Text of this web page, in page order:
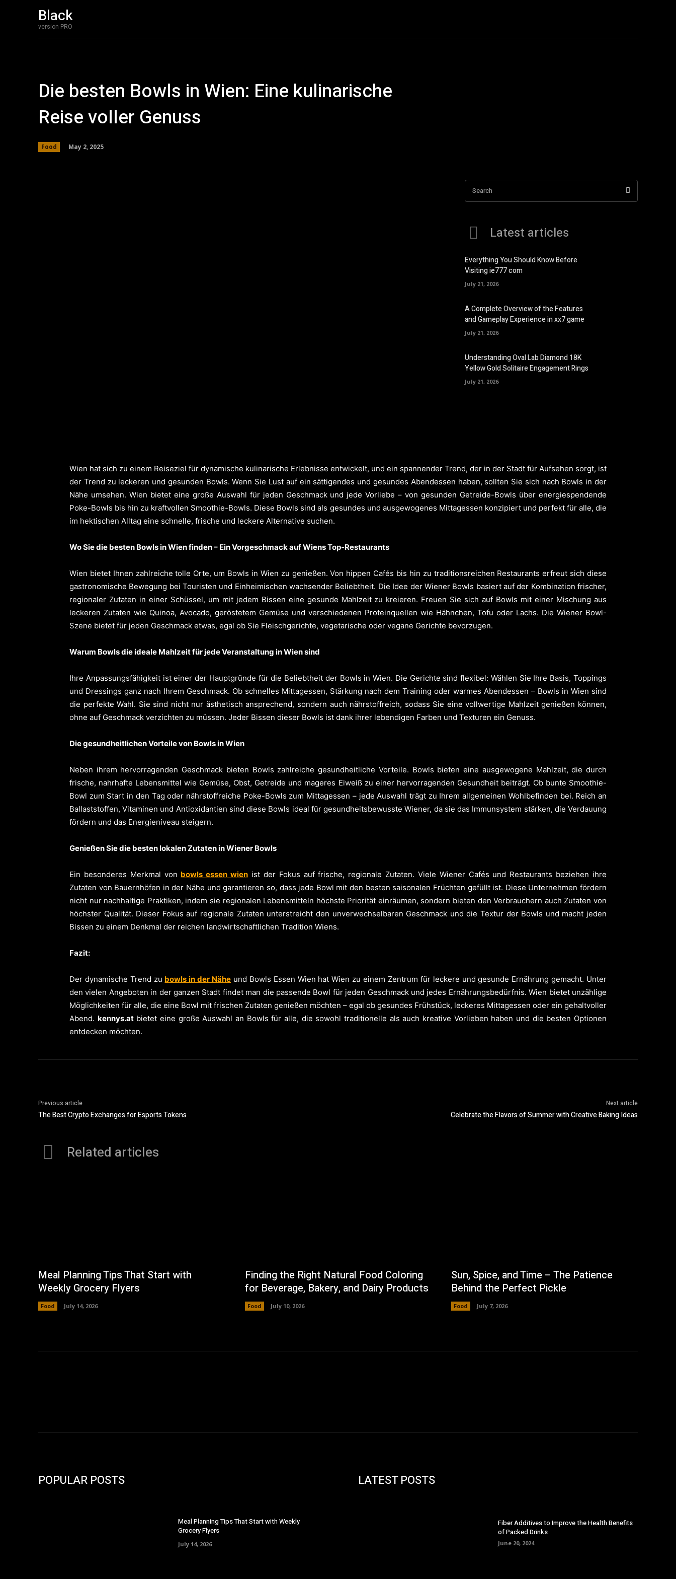
Black
version PRO
Die besten Bowls in Wien: Eine kulinarische
Reise voller Genuss
Food May 2, 2025
Search
Latest articles
Everything You Should Know Before
Visiting ie777 com
July 21, 2026
A Complete Overview of the Features
and Gameplay Experience in xx7 game
July 21, 2026
Understanding Oval Lab Diamond 18K
Yellow Gold Solitaire Engagement Rings
July 21, 2026
Wien hat sich zu einem Reiseziel für dynamische kulinarische Erlebnisse entwickelt, und ein spannender Trend, der in der Stadt für Aufsehen sorgt, ist
der Trend zu leckeren und gesunden Bowls. Wenn Sie Lust auf ein sättigendes und gesundes Abendessen haben, sollten Sie sich nach Bowls in der
Nähe umsehen. Wien bietet eine große Auswahl für jeden Geschmack und jede Vorliebe – von gesunden Getreide-Bowls über energiespendende
Poke-Bowls bis hin zu kraftvollen Smoothie-Bowls. Diese Bowls sind als gesundes und ausgewogenes Mittagessen konzipiert und perfekt für alle, die
im hektischen Alltag eine schnelle, frische und leckere Alternative suchen.
Wo Sie die besten Bowls in Wien finden – Ein Vorgeschmack auf Wiens Top-Restaurants
Wien bietet Ihnen zahlreiche tolle Orte, um Bowls in Wien zu genießen. Von hippen Cafés bis hin zu traditionsreichen Restaurants erfreut sich diese
gastronomische Bewegung bei Touristen und Einheimischen wachsender Beliebtheit. Die Idee der Wiener Bowls basiert auf der Kombination frischer,
regionaler Zutaten in einer Schüssel, um mit jedem Bissen eine gesunde Mahlzeit zu kreieren. Freuen Sie sich auf Bowls mit einer Mischung aus
leckeren Zutaten wie Quinoa, Avocado, geröstetem Gemüse und verschiedenen Proteinquellen wie Hähnchen, Tofu oder Lachs. Die Wiener Bowl-
Szene bietet für jeden Geschmack etwas, egal ob Sie Fleischgerichte, vegetarische oder vegane Gerichte bevorzugen.
Warum Bowls die ideale Mahlzeit für jede Veranstaltung in Wien sind
Ihre Anpassungsfähigkeit ist einer der Hauptgründe für die Beliebtheit der Bowls in Wien. Die Gerichte sind flexibel: Wählen Sie Ihre Basis, Toppings
und Dressings ganz nach Ihrem Geschmack. Ob schnelles Mittagessen, Stärkung nach dem Training oder warmes Abendessen – Bowls in Wien sind
die perfekte Wahl. Sie sind nicht nur ästhetisch ansprechend, sondern auch nährstoffreich, sodass Sie eine vollwertige Mahlzeit genießen können,
ohne auf Geschmack verzichten zu müssen. Jeder Bissen dieser Bowls ist dank ihrer lebendigen Farben und Texturen ein Genuss.
Die gesundheitlichen Vorteile von Bowls in Wien
Neben ihrem hervorragenden Geschmack bieten Bowls zahlreiche gesundheitliche Vorteile. Bowls bieten eine ausgewogene Mahlzeit, die durch
frische, nahrhafte Lebensmittel wie Gemüse, Obst, Getreide und mageres Eiweiß zu einer hervorragenden Gesundheit beiträgt. Ob bunte Smoothie-
Bowl zum Start in den Tag oder nährstoffreiche Poke-Bowls zum Mittagessen – jede Auswahl trägt zu Ihrem allgemeinen Wohlbefinden bei. Reich an
Ballaststoffen, Vitaminen und Antioxidantien sind diese Bowls ideal für gesundheitsbewusste Wiener, da sie das Immunsystem stärken, die Verdauung
fördern und das Energieniveau steigern.
Genießen Sie die besten lokalen Zutaten in Wiener Bowls
Ein besonderes Merkmal von bowls essen wien ist der Fokus auf frische, regionale Zutaten. Viele Wiener Cafés und Restaurants beziehen ihre
Zutaten von Bauernhöfen in der Nähe und garantieren so, dass jede Bowl mit den besten saisonalen Früchten gefüllt ist. Diese Unternehmen fördern
nicht nur nachhaltige Praktiken, indem sie regionalen Lebensmitteln höchste Priorität einräumen, sondern bieten den Verbrauchern auch Zutaten von
höchster Qualität. Dieser Fokus auf regionale Zutaten unterstreicht den unverwechselbaren Geschmack und die Textur der Bowls und macht jeden
Bissen zu einem Denkmal der reichen landwirtschaftlichen Tradition Wiens.
Fazit:
Der dynamische Trend zu bowls in der Nähe und Bowls Essen Wien hat Wien zu einem Zentrum für leckere und gesunde Ernährung gemacht. Unter
den vielen Angeboten in der ganzen Stadt findet man die passende Bowl für jeden Geschmack und jedes Ernährungsbedürfnis. Wien bietet unzählige
Möglichkeiten für alle, die eine Bowl mit frischen Zutaten genießen möchten – egal ob gesundes Frühstück, leckeres Mittagessen oder ein gehaltvoller
Abend. kennys.atbietet eine große Auswahl an Bowls für alle, die sowohl traditionelle als auch kreative Vorlieben haben und die besten Optionen
entdecken möchten.
Previous article
The Best Crypto Exchanges for Esports Tokens
Next article
Celebrate the Flavors of Summer with Creative Baking Ideas
Related articles
Meal Planning Tips That Start with
Weekly Grocery Flyers
Food July 14, 2026
Finding the Right Natural Food Coloring
for Beverage, Bakery, and Dairy Products
Food July 10, 2026
Sun, Spice, and Time – The Patience
Behind the Perfect Pickle
Food July 7, 2026
POPULAR POSTS
Meal Planning Tips That Start with Weekly
Grocery Flyers
July 14, 2026
LATEST POSTS
Fiber Additives to Improve the Health Benefits
of Packed Drinks
June 20, 2024